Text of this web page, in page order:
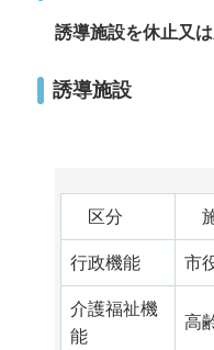
誘導施設を休止又
誘導施設
区分
行政機能 市
介護福祉機
能
高